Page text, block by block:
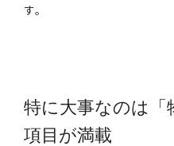
す。
特に大事なのは「
項目が満載